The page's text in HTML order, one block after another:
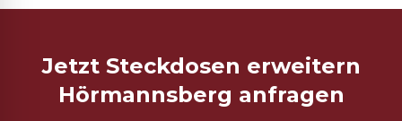
Jetzt Steckdosen erweitern
Hörmannsberg anfragen